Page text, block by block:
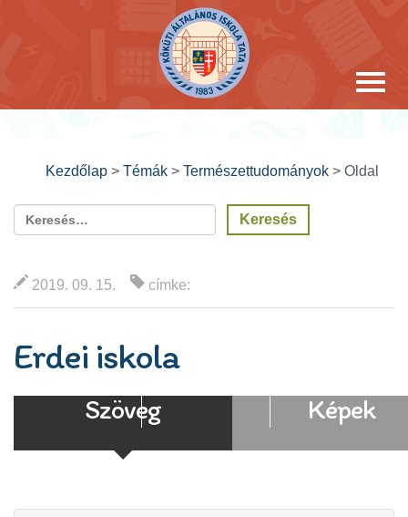
Kezdőlap > Témák > Természettudományok > Oldal
2019. 09. 15. címke:
Erdei iskola
Szöveg Képek